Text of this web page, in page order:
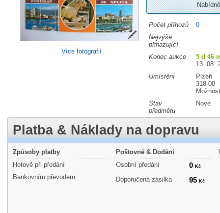
Více fotografií
Počet příhozů
0
Nejvýše
přihazující
Konec aukce
5 d 46
13. 08.
Umístění
Plzeň
318 00
Stav
předmětu
Nové
Platba & Náklady na dopravu
Způsoby platby
Hotově při předání
Bankovním převodem
Poštovné & Dodání
Osobní předání
0 Kč
Doporučená zásilka 95 Kč